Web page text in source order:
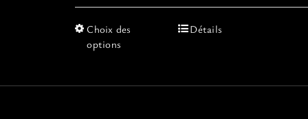
Choix des
options
Ce
variations.
Détails